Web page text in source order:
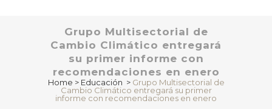
Grupo Multisectorial de
Cambio Climático entregará
su primer informe con
recomendaciones en enero
Home > Educación > Grupo Multisectorial de
Cambio Climático entregará su primer
informe con recomendaciones en enero